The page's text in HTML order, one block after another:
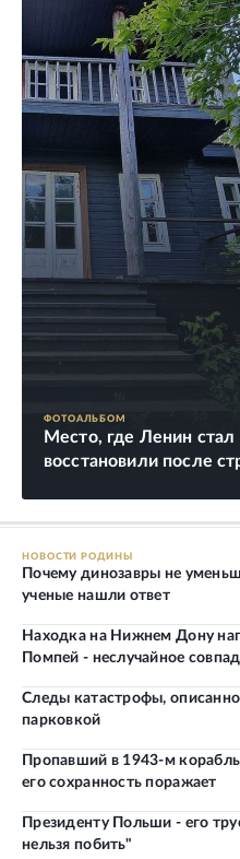
ФОТОАЛЬБОМ
Место, где Ленин
восстановили после
НОВОСТИ РОДИНЫ
Почему динозавры не
ученые нашли ответ
Находка на Нижнем Дону
Помпей - неслучайное
Следы катастрофы,
парковкой
Пропавший в 1943-м
его сохранность поражает
Президенту Польши - его
нельзя побить"